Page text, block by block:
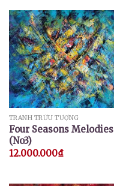
TRANH TRỪU TƯỢNG
Four Seasons Melodies
(No3)
12.000.000₫